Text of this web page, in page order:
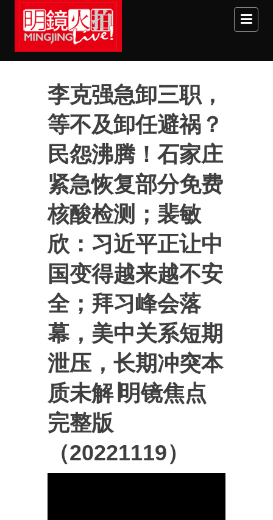
Skip to main content
李克强急卸三职，
等不及卸任避祸？
民怨沸腾！石家庄
紧急恢复部分免费
核酸检测；裴敏
欣：习近平正让中
国变得越来越不安
全；拜习峰会落
幕，美中关系短期
泄压，长期冲突本
质未解∣明镜焦点
完整版
（20221119）